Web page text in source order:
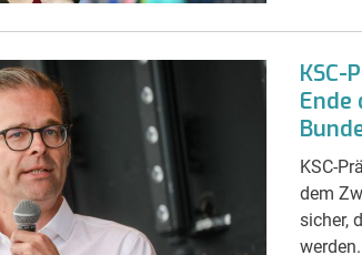
KSC-
Ende
KSC-
dem
sicher,